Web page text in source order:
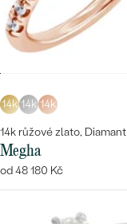
14k 14k 14k
14k růžové zlato, Diamant
Megha
od 48 180 Kč